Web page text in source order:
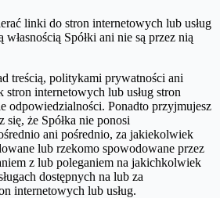
linki do stron internetowych lub usług
Spółki ani nie są przez nią
treścią, politykami prywatności ani
internetowych lub usług stron
odpowiedzialności. Ponadto przyjmujesz
się, że Spółka nie ponosi
ani pośrednio, za jakiekolwiek
lub rzekomo spowodowane przez
z lub poleganiem na jakichkolwiek
dostępnych na lub za
internetowych lub usług.